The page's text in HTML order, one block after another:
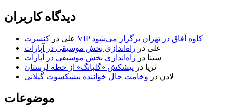
دیدگاه کاربران
علی در
کنسرت VIP کاوه آفاق در تهران برگزار می‌شود
علی در راه‌اندازی بخش موسیقی در آپارات
سینا در راه‌اندازی بخش موسیقی در آپارات
ثریا در پیشکش «گلبانگ» از خطه لرستان
لادن در وخامت حال خواننده پیشکسوت گیلانی
موضوعات